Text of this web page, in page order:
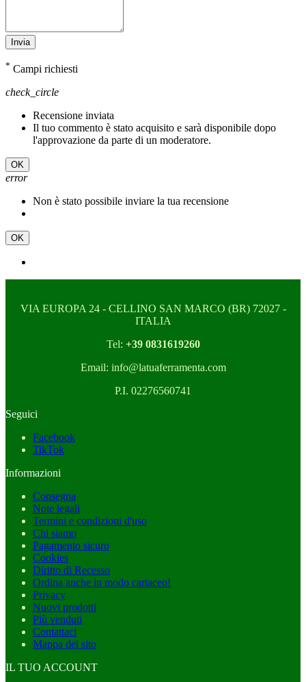
Invia
* Campi richiesti
check_circle
Recensione inviata
Il tuo commento è stato acquisito e sarà disponibile dopo
l'approvazione da parte di un moderatore.
OK
error
Non è stato possibile inviare la tua recensione
OK
VIA EUROPA 24 - CELLINO SAN MARCO (BR) 72027 -
ITALIA
Tel: +39 0831619260
Email: info@latuaferramenta.com
P.I. 02276560741
Seguici
Facebook
TikTok
Informazioni
Consegna
Note legali
Termini e condizioni d'uso
Chi siamo
Pagamento sicuro
Cookies
Diritto di Recesso
Ordina anche in modo cartaceo!
Privacy
Nuovi prodotti
Più venduti
Contattaci
Mappa del sito
IL TUO ACCOUNT